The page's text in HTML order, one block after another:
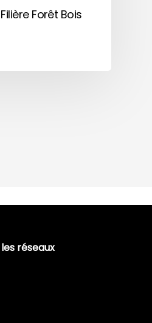
Forêt Bois
réseaux